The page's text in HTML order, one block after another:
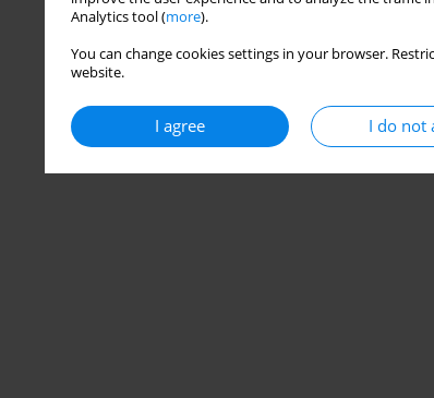
Analytics tool (more).
You can change cookies settings in your browser.
website.
I agree I do not